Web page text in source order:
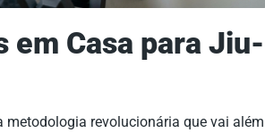
em Casa para Jiu-
metodologia revolucionária que vai além